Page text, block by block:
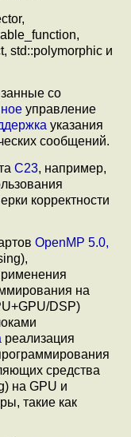
std::polymorphic и
со
управление
указания
сообщений.
C23, например,
корректности
OpenMP 5.0,
на
DSP)
реализация
средства
на GPU и
такие как